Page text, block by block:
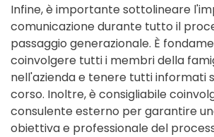
Infine, è importante sottolineare
comunicazione durante tutto il
passaggio generazionale. È
coinvolgere tutti i membri della
nell'azienda e tenere tutti informati
corso. Inoltre, è consigliabile
consulente esterno per garantire
obiettiva e professionale del